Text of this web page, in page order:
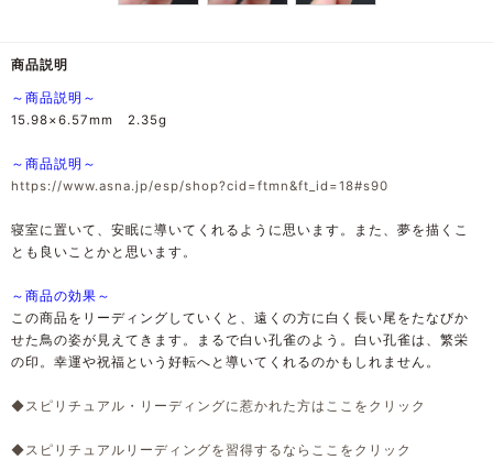
商品説明
～商品説明～
15.98×6.57mm 2.35g
～商品説明～
https://www.asna.jp/esp/shop?cid=ftmn&ft_id=18#s90
寝室に置いて、安眠に導いてくれるように思います。また、夢を描くこ
とも良いことかと思います。
～商品の効果～
この商品をリーディングしていくと、遠くの方に白く長い尾をたなびか
せた鳥の姿が見えてきます。まるで白い孔雀のよう。白い孔雀は、繁栄
の印。幸運や祝福という好転へと導いてくれるのかもしれません。
◆スピリチュアル・リーディングに惹かれた方はここをクリック
◆スピリチュアルリーディングを習得するならここをクリック